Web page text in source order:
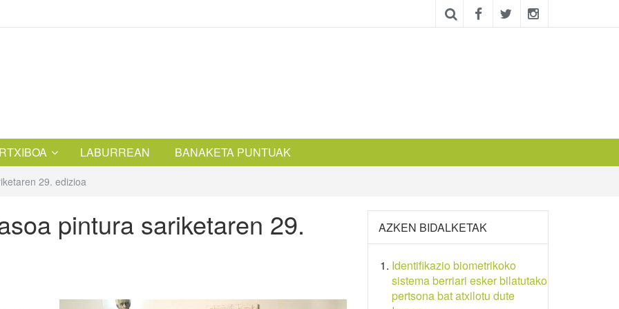
LABURREAN BANAKETA PUNTUAK
29. edizioa
pintura sariketaren 29. AZKEN BIDALKETAK
Identifikazio biometrikoko
sistema berriari esker bilatutako
pertsona bat atxilotu dute